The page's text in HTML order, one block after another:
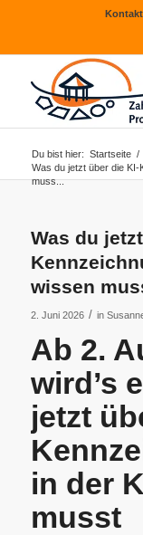
Kontakt
Du bist hier: Startseite /
Was du jetzt über die
muss...
Was du
wissen
2. Juni 2026 / in
Ab 2.
wird’s
jetzt
in der
musst